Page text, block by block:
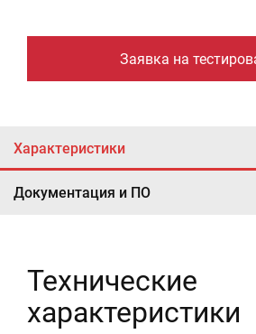
Заявка на
Характеристики
Документация и ПО
Технические
характеристики